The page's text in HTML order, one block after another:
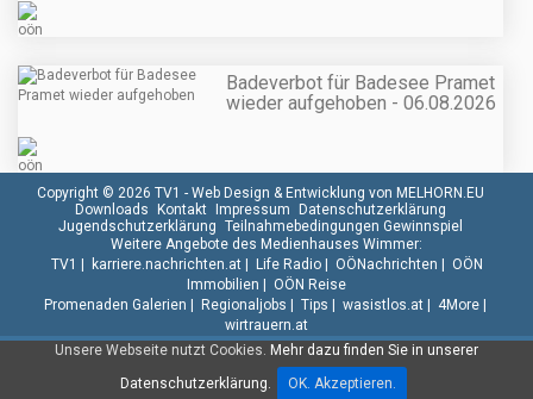
Badeverbot für Badesee Pramet
wieder aufgehoben - 06.08.2026
Unsere Webseite nutzt Cookies. Mehr dazu finden Sie in unserer
Datenschutzerklärung.
OK. Akzeptieren.
Copyright © 2026 TV1 - Web Design & Entwicklung von MELHORN.EU
Downloads
Kontakt Impressum
Datenschutzerklärung
Jugendschutzerklärung Teilnahmebedingungen Gewinnspiel
Weitere Angebote des Medienhauses Wimmer:
TV1
karriere.nachrichten.at| Life Radio| OÖNachrichten
OÖN
Immobilien
OÖN Reise
Promenaden Galerien
Regionaljobs Tips wasistlos.at| 4More|
wirtrauern.at